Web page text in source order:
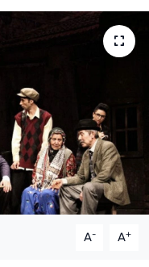
A- A+